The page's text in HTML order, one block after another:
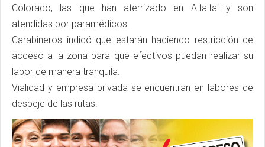
Colorado, las que han aterrizado en Alfalfal y son
atendidas por paramédicos.
Carabineros indicó que estarán haciendo restricción de
acceso a la zona para que efectivos puedan realizar su
labor de manera tranquila.
Vialidad y empresa privada se encuentran en labores de
despeje de las rutas.